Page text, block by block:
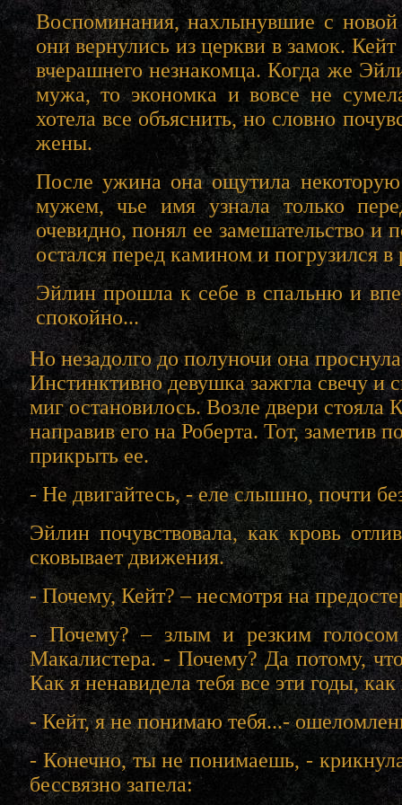
Воспоминания, нахлынувшие с новой
они вернулись из церкви в замок.
вчерашнего незнакомца. Когда же
мужа, то экономка и вовсе не
хотела все объяснить, но словно
жены.
После ужина она ощутила некоторую
мужем, чье имя узнала только
очевидно, понял ее замешательство и
остался перед камином и погрузился в
Эйлин прошла к себе в спальню и
спокойно...
Но незадолго до полуночи она
Инстинктивно девушка зажгла свечу и
миг остановилось. Возле двери стояла
направив его на Роберта. Тот, заметив
прикрыть ее.
- Не двигайтесь, - еле слышно, почти
Эйлин почувствовала, как кровь
сковывает движения.
- Почему, Кейт? – несмотря на
- Почему? – злым и резким голосом
Макалистера. - Почему? Да потому,
Как я ненавидела тебя все эти годы,
- Кейт, я не понимаю тебя...-
- Конечно, ты не понимаешь, -
бессвязно запела: